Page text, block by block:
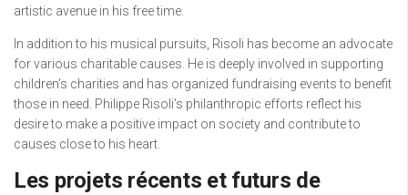
artistic avenue in his free time.
In addition to his musical pursuits, Risoli has become an advocate
for various charitable causes. He is deeply involved in supporting
children’s charities and has organized fundraising events to benefit
those in need. Philippe Risoli’s philanthropic efforts reflect his
desire to make a positive impact on society and contribute to
causes close to his heart.
Les projets récents et futurs de